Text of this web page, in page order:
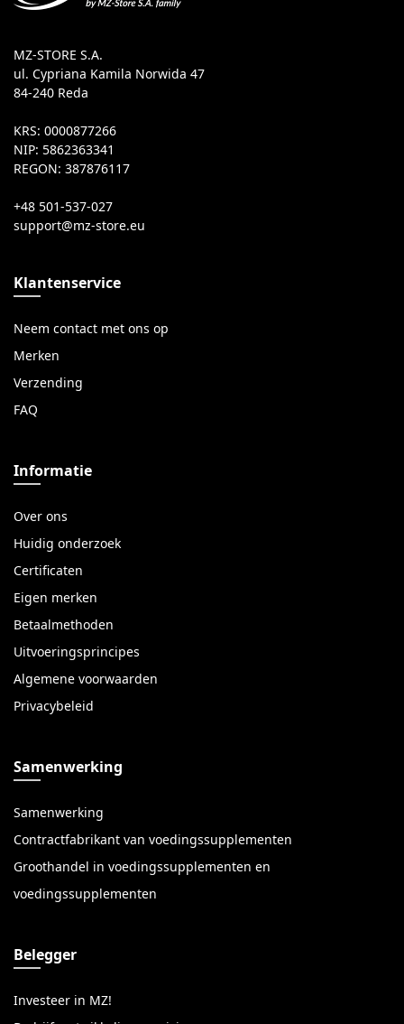
MZ-STORE S.A.
ul. Cypriana Kamila Norwida 47
84-240 Reda
KRS: 0000877266
NIP: 5862363341
REGON: 387876117
+48 501-537-027
Klantenservice
Neem contact met ons op
Merken
Verzending
FAQ
Informatie
Over ons
Huidig onderzoek
Certificaten
Eigen merken
Betaalmethoden
Uitvoeringsprincipes
Algemene voorwaarden
Privacybeleid
Samenwerking
Samenwerking
Contractfabrikant van voedingssupplementen
Groothandel in voedingssupplementen en
voedingssupplementen
Belegger
Investeer in MZ!